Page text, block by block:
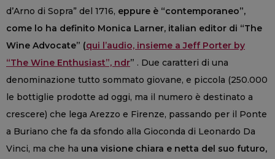
d’Arno di Sopra” del 1716, eppure è “contemporaneo”,
come lo ha definito Monica Larner, italian editor di “The
Wine Advocate” (qui l’audio, insieme a Jeff Porter by
“The Wine Enthusiast”, ndr” . Due caratteri di una
denominazione tutto sommato giovane, e piccola (250.000
le bottiglie prodotte ad oggi, ma il numero è destinato a
crescere) che lega Arezzo e Firenze, passando per il Ponte
a Buriano che fa da sfondo alla Gioconda di Leonardo Da
Vinci, ma che ha una visione chiara e netta del suo futuro,